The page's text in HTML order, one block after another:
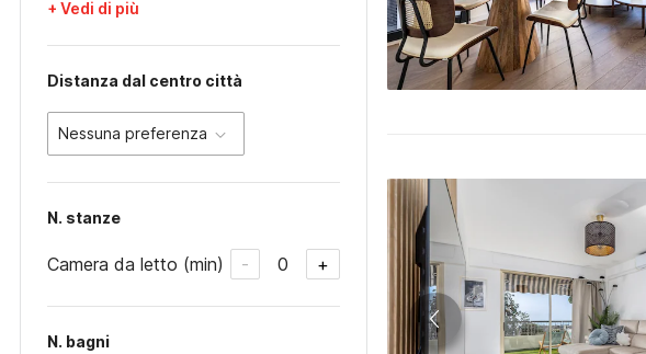
+ Vedi di più
Distanza dal centro città
Nessuna preferenza
N. stanze
Camera da letto (min) - 0 +
N. bagni